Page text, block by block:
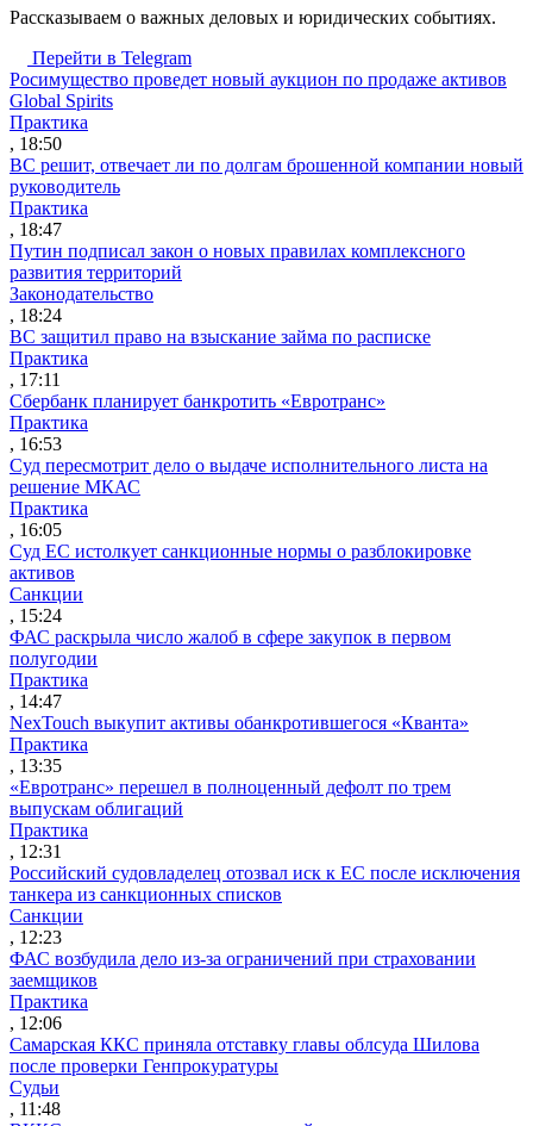
Рассказываем о важных деловых и юридических событиях.
Перейти в Telegram
Росимущество проведет новый аукцион по продаже активов
Global Spirits
Практика
, 18:50
ВС решит, отвечает ли по долгам брошенной компании новый
руководитель
Практика
, 18:47
Путин подписал закон о новых правилах комплексного
развития территорий
Законодательство
, 18:24
ВС защитил право на взыскание займа по расписке
Практика
, 17:11
Сбербанк планирует банкротить «Евротранс»
Практика
, 16:53
Суд пересмотрит дело о выдаче исполнительного листа на
решение МКАС
Практика
, 16:05
Суд ЕС истолкует санкционные нормы о разблокировке
активов
Санкции
, 15:24
ФАС раскрыла число жалоб в сфере закупок в первом
полугодии
Практика
, 14:47
NexTouch выкупит активы обанкротившегося «Кванта»
Практика
, 13:35
«Евротранс» перешел в полноценный дефолт по трем
выпускам облигаций
Практика
, 12:31
Российский судовладелец отозвал иск к ЕС после исключения
танкера из санкционных списков
Санкции
, 12:23
ФАС возбудила дело из-за ограничений при страховании
заемщиков
Практика
, 12:06
Самарская ККС приняла отставку главы облсуда Шилова
после проверки Генпрокуратуры
Судьи
, 11:48